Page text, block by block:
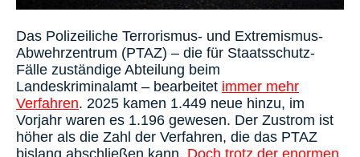
Das Polizeiliche Terrorismus- und Extremismus-
Abwehrzentrum (PTAZ) – die für Staatsschutz-
Fälle zuständige Abteilung beim
Landeskriminalamt – bearbeitet immer mehr
Verfahren. 2025 kamen 1.449 neue hinzu, im
Vorjahr waren es 1.196 gewesen. Der Zustrom ist
höher als die Zahl der Verfahren, die das PTAZ
bislang abschließen kann. Doch trotz der enormen